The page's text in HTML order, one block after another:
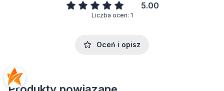
5.00
Liczba ocen: 1
Oceń i opisz